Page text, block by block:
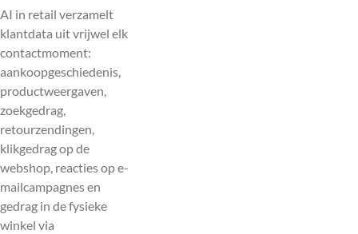
AI in retail verzamelt
klantdata uit vrijwel elk
contactmoment:
aankoopgeschiedenis,
productweergaven,
zoekgedrag,
retourzendingen,
klikgedrag op de
webshop, reacties op e-
mailcampagnes en
gedrag in de fysieke
winkel via